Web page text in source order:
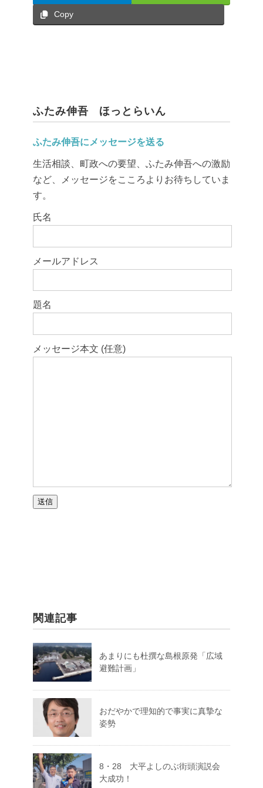
Copy
ふたみ伸吾 ほっとらいん
ふたみ伸吾にメッセージを送る
生活相談、町政への要望、ふたみ伸吾への激励
など、メッセージをこころよりお待ちしていま
す。
このフィールドは空のままにしてください。
氏名
メールアドレス
題名
メッセージ本文 (任意)
関連記事
あまりにも杜撰な島根原発「広域
避難計画」
おだやかで理知的で事実に真摯な
姿勢
8・28 大平よしのぶ街頭演説会
大成功！